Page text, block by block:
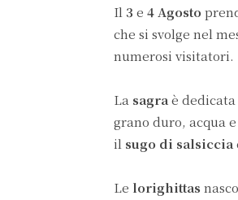
Il 3 e 4 Agosto
che si svolge nel
numerosi visitatori.
La sagra è
grano duro, acqua
il sugo di salsiccia
Le lorighittas